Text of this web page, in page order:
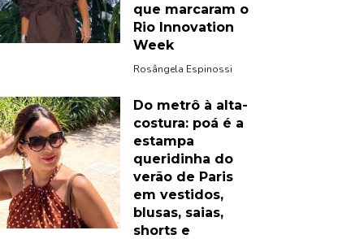
que marcaram o
Rio Innovation
Week
Rosângela Espinossi
Do metrô à alta-
costura: poá é a
estampa
queridinha do
verão de Paris
em vestidos,
blusas, saias,
shorts e